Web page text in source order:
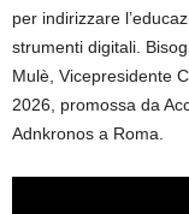
per indirizzare
strumenti digitali.
Mulè, Vicepresidente
2026, promossa da
Adnkronos a Roma.